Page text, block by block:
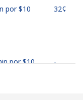
por ⁦$10⁩ ⁦32¢⁩
por ⁦$10⁩ -